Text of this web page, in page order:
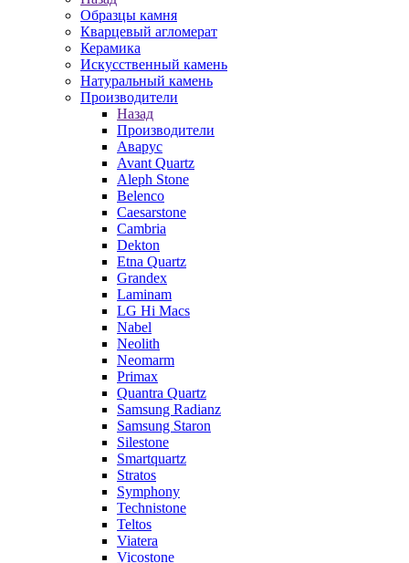
Образцы камня
Кварцевый агломерат
Керамика
Искусственный камень
Натуральный камень
Производители
Назад
Производители
Аварус
Avant Quartz
Aleph Stone
Belenco
Caesarstone
Cambria
Dekton
Etna Quartz
Grandex
Laminam
LG Hi Macs
Nabel
Neolith
Neomarm
Primax
Quantra Quartz
Samsung Radianz
Samsung Staron
Silestone
Smartquartz
Stratos
Symphony
Technistone
Teltos
Viatera
Vicostone